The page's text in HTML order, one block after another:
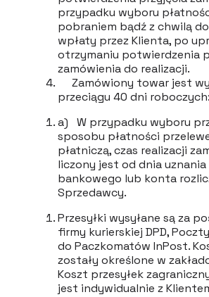
przypadku wyboru
pobraniem bądź z chwilą
wpłaty przez Klienta, po
otrzymaniu potwierdzenia
zamówienia do realizacji.
Zamówiony towar jest
przeciągu 40 dni roboczych:
a) W przypadku wyboru
sposobu płatności
płatniczą, czas realizacji
liczony jest od dnia
bankowego lub konta
Sprzedawcy.
Przesyłki wysyłane są za
firmy kurierskiej DPD,
do Paczkomatów InPost.
zostały określone w
Koszt przesyłek
jest indywidualnie z